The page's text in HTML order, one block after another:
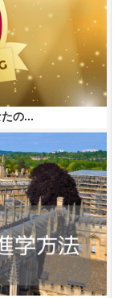
の...